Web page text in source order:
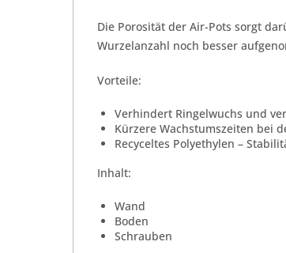
Die Porosität der Air-Pots sorgt
Wurzelanzahl noch besser
Vorteile:
Verhindert Ringelwuchs und
Kürzere Wachstumszeiten bei
Recyceltes Polyethylen –
Inhalt:
Wand
Boden
Schrauben